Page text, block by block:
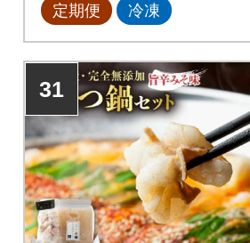
で新鮮な状態で仕入れ、長年
急速冷凍技術により、ぷりっ
ぷりで甘い極上のもつに仕上
がっております。
定期便 冷凍
31